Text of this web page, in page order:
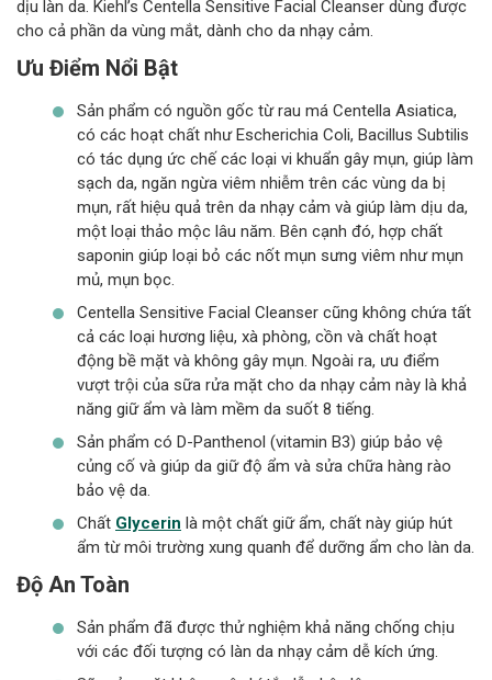
dịu làn da. Kiehl’s Centella Sensitive Facial Cleanser dùng được
cho cả phần da vùng mắt, dành cho da nhạy cảm.
Ưu Điểm Nổi Bật
Sản phẩm có nguồn gốc từ rau má Centella Asiatica,
có các hoạt chất như Escherichia Coli, Bacillus Subtilis
có tác dụng ức chế các loại vi khuẩn gây mụn, giúp làm
sạch da, ngăn ngừa viêm nhiễm trên các vùng da bị
mụn, rất hiệu quả trên da nhạy cảm và giúp làm dịu da,
một loại thảo mộc lâu năm. Bên cạnh đó, hợp chất
saponin giúp loại bỏ các nốt mụn sưng viêm như mụn
mủ, mụn bọc.
Centella Sensitive Facial Cleanser cũng không chứa tất
cả các loại hương liệu, xà phòng, cồn và chất hoạt
động bề mặt và không gây mụn. Ngoài ra, ưu điểm
vượt trội của sữa rửa mặt cho da nhạy cảm này là khả
năng giữ ẩm và làm mềm da suốt 8 tiếng.
Sản phẩm có D-Panthenol (vitamin B3) giúp bảo vệ
củng cố và giúp da giữ độ ẩm và sửa chữa hàng rào
bảo vệ da.
Chất Glycerin là một chất giữ ẩm, chất này giúp hút
ẩm từ môi trường xung quanh để dưỡng ẩm cho làn da.
Độ An Toàn
Sản phẩm đã được thử nghiệm khả năng chống chịu
với các đối tượng có làn da nhạy cảm dễ kích ứng.